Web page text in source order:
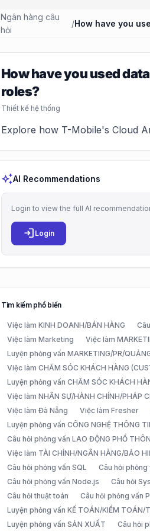
Ngân hàng câu
hỏi
/
How have you used
roles?
Thiết kế hệ thống
Explore how T-Mobile's Cloud
auto_awesomeAI Recommendations
Login to view the full AI
login Login
Tìm kiếm phổ biến
Việc làm KINH DOANH/BÁN HÀNG
Việc làm Marketing
Việc làm
Luyện phỏng vấn MARKETING/PR/
Việc làm CHĂM SÓC KHÁCH HÀNG
Luyện phỏng vấn CHĂM SÓC KHÁCH
Việc làm NHÂN SỰ/HÀNH CHÍNH/PHÁP
Việc làm Đà Nẵng
Việc làm Fresher
Luyện phỏng vấn CÔNG NGHỆ THÔNG
Câu hỏi phỏng vấn LAO ĐỘNG PHỔ
Việc làm TÀI CHÍNH/NGÂN HÀNG/BẢO
Câu hỏi phỏng vấn SQL
Câu hỏi
Câu hỏi phỏng vấn Node.js
Câu hỏi
Câu hỏi thuật toán
Câu hỏi phỏng vấn
Luyện phỏng vấn KẾ TOÁN/KIỂM TOÁN/
Luyện phỏng vấn SẢN XUẤT
Câu hỏi